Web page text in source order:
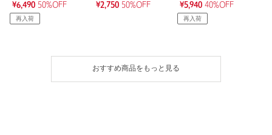
¥6,490 50%OFF
再入荷
¥2,750 50%OFF
¥5,940 40%OFF
再入荷
おすすめ商品をもっと見る